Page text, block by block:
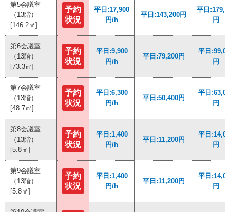
第5会議室
（13階）
[146.2㎡]
予約
状況
平日:17,900
円/h
平日:143,200円
平日
円
第6会議室
（13階）
[73.3㎡]
予約
状況
平日:9,900
円/h
平日:79,200円
平日
円
第7会議室
（13階）
[48.7㎡]
予約
状況
平日:6,300
円/h
平日:50,400円
平日
円
第8会議室
（13階）
[5.8㎡]
予約
状況
平日:1,400
円/h
平日:11,200円
平日
円
第9会議室
（13階）
[5.8㎡]
予約
状況
平日:1,400
円/h
平日:11,200円
平日
円
第5会議室
（13階）
[146.2㎡]
予約
状況
平日:17,900
円/h
平日:143,200円
平日
円
第6会議室
（13階）
[73.3㎡]
予約
状況
平日:9,900
円/h
平日:79,200円
平日
円
第7会議室
（13階）
[48.7㎡]
予約
状況
平日:6,300
円/h
平日:50,400円
平日
円
第8会議室
（13階）
[5.8㎡]
予約
状況
平日:1,400
円/h
平日:11,200円
平日
円
第9会議室
（13階）
[5.8㎡]
予約
状況
平日:1,400
円/h
平日:11,200円
平日
円